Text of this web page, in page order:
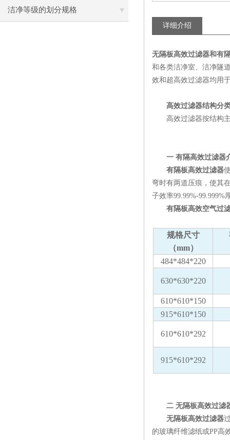
洁净等级的划分规格
详细介绍
无隔板高效过滤器和有
和各类洁净室、洁净隧
效和超高效过滤器均用
高效过滤器结构分
高效过滤器按结构主
一 有隔高效过滤器
有隔板高效过滤器
弯时有两道压痕，使其
子效率99.99%-
有隔板高效空气过
规格尺寸
（mm）
484*484*220
630*630*220
610*610*150
915*610*150
610*610*292
915*610*292
二 无隔板高效过滤
无隔板高效过滤器
的玻璃纤维滤纸或PP高